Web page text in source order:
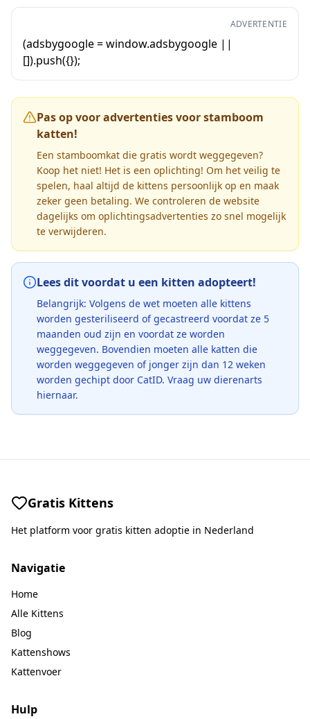
ADVERTENTIE
(adsbygoogle = window.adsbygoogle ||
[]).push({});
Pas op voor advertenties voor stamboom
katten!
Een stamboomkat die gratis wordt weggegeven?
Koop het niet! Het is een oplichting! Om het veilig te
spelen, haal altijd de kittens persoonlijk op en maak
zeker geen betaling. We controleren de website
dagelijks om oplichtingsadvertenties zo snel mogelijk
te verwijderen.
Lees dit voordat u een kitten adopteert!
Belangrijk: Volgens de wet moeten alle kittens
worden gesteriliseerd of gecastreerd voordat ze 5
maanden oud zijn en voordat ze worden
weggegeven. Bovendien moeten alle katten die
worden weggegeven of jonger zijn dan 12 weken
worden gechipt door CatID. Vraag uw dierenarts
hiernaar.
Gratis Kittens
Het platform voor gratis kitten adoptie in Nederland
Navigatie
Home
Alle Kittens
Blog
Kattenshows
Kattenvoer
Hulp